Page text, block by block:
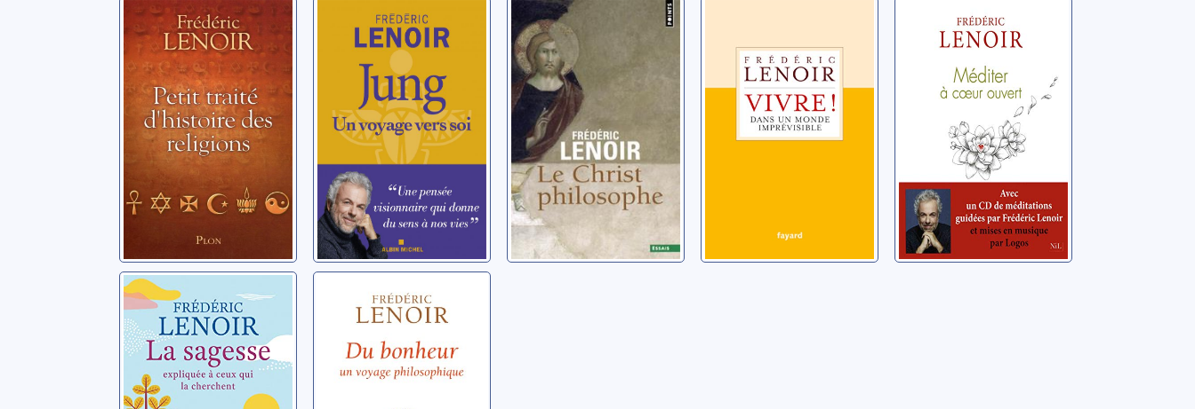
Petit traité
d'histoire des
religions
Lenoir, Frédéric
Jung: un voyage
vers soi
Lenoir, Frédéric
Le Christ
philosophe
Lenoir, Frédéric
imprévisible
Lenoir, Frédéric
Méditer à cœur
ouvert
Lenoir, Frédéric
La sagesse
expliquée à ceux
qui la cherchent
Lenoir, Frédéric
Du bonheur: un
voyage
philosophique
Lenoir, Frédéric